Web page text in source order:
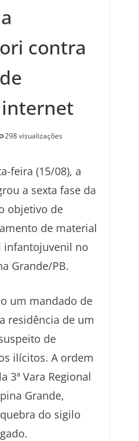
contra
298 visualizações
feira (15/08), a
a sexta fase da
objetivo de
de material
infantojuvenil no
Grande/PB.
um mandado de
residência de um
de
ilícitos. A ordem
3ª Vara Regional
Grande,
do sigilo